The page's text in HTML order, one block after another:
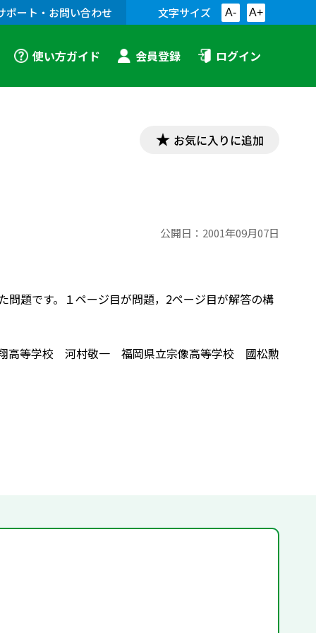
ポート・お問い合わせ 文字サイズ A- A+
使い方ガイド 会員登録 ログイン
お気に入りに追加
公開日： 2001年09月07日
題です。１ページ目が問題，2ページ目が解答の構
高等学校 河村敬一 福岡県立宗像高等学校 國松勲